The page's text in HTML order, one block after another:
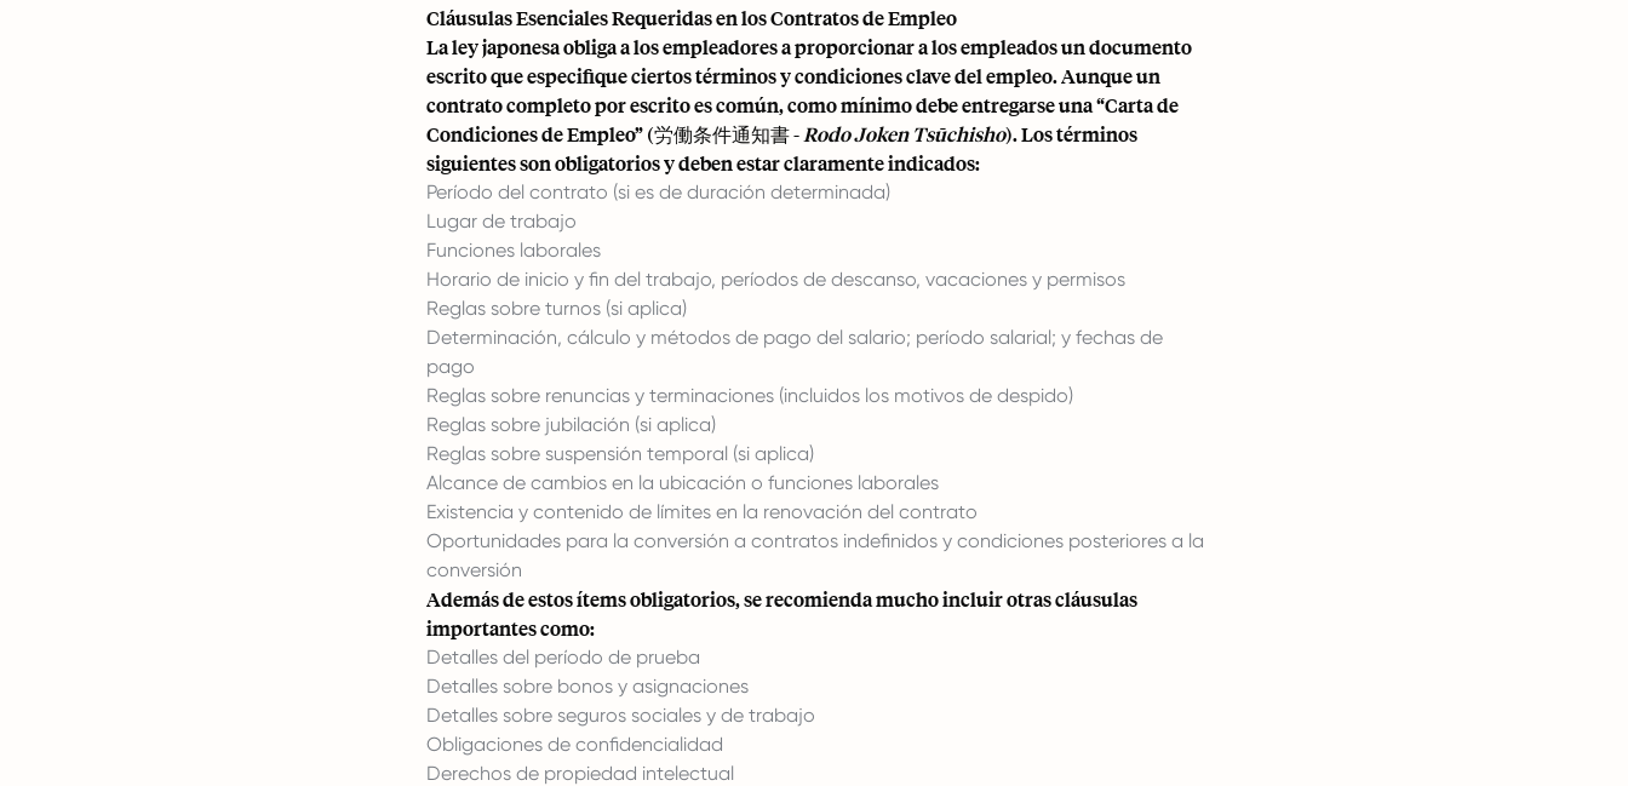
Cláusulas Esenciales Requeridas en los Contratos de Empleo
La ley japonesa obliga a los empleadores a proporcionar a los empleados un documento
escrito que especifique ciertos términos y condiciones clave del empleo. Aunque un
contrato completo por escrito es común, como mínimo debe entregarse una “Carta de
Condiciones de Empleo” (労働条件通知書 - Rodo Joken Tsūchisho). Los términos
siguientes son obligatorios y deben estar claramente indicados:
Período del contrato (si es de duración determinada)
Lugar de trabajo
Funciones laborales
Horario de inicio y fin del trabajo, períodos de descanso, vacaciones y permisos
Reglas sobre turnos (si aplica)
Determinación, cálculo y métodos de pago del salario; período salarial; y fechas de
pago
Reglas sobre renuncias y terminaciones (incluidos los motivos de despido)
Reglas sobre jubilación (si aplica)
Reglas sobre suspensión temporal (si aplica)
Alcance de cambios en la ubicación o funciones laborales
Existencia y contenido de límites en la renovación del contrato
Oportunidades para la conversión a contratos indefinidos y condiciones posteriores a la
conversión
Además de estos ítems obligatorios, se recomienda mucho incluir otras cláusulas
importantes como:
Detalles del período de prueba
Detalles sobre bonos y asignaciones
Detalles sobre seguros sociales y de trabajo
Obligaciones de confidencialidad
Derechos de propiedad intelectual